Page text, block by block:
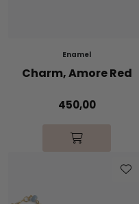
Enamel
Charm, Amore Red
450,00